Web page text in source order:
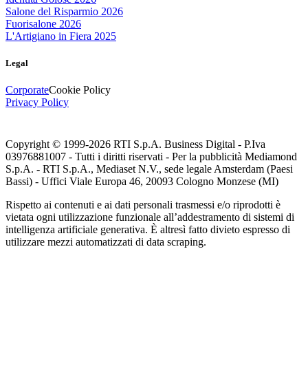
Salone del Risparmio 2026
Fuorisalone 2026
L'Artigiano in Fiera 2025
Legal
CorporateCookie Policy
Privacy Policy
Copyright © 1999-2026 RTI S.p.A. Business Digital - P.Iva
03976881007 - Tutti i diritti riservati - Per la pubblicità Mediamond
S.p.A. - RTI S.p.A., Mediaset N.V., sede legale Amsterdam (Paesi
Bassi) - Uffici Viale Europa 46, 20093 Cologno Monzese (MI)
Rispetto ai contenuti e ai dati personali trasmessi e/o riprodotti è
vietata ogni utilizzazione funzionale all’addestramento di sistemi di
intelligenza artificiale generativa. È altresì fatto divieto espresso di
utilizzare mezzi automatizzati di data scraping.